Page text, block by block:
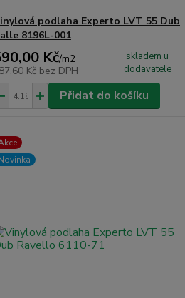
podlaha Experto LVT 55 Dub
8196L-001
Kč/m2
Kč bez DPH
skladem u
dodavatele
Přidat do košíku